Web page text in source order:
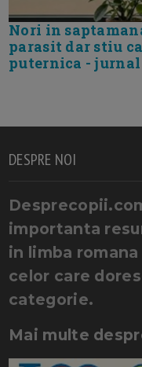
Nori in
parasit dar stiu
puternica - jurnal
DESPRE NOI
importanta
in limba
celor care
categorie.
Mai multe